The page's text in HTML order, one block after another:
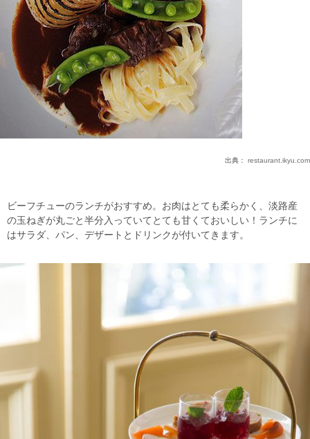
出典： restaurant.ikyu.com
ビーフチューのランチがおすすめ。お肉はとても柔らかく、淡路産
の玉ねぎが丸ごと半分入っていてとても甘くておいしい！ランチに
はサラダ、パン、デザートとドリンクが付いてきます。